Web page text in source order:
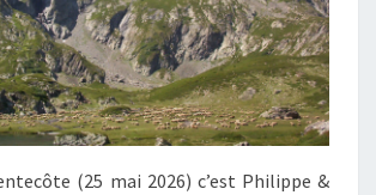
(25 mai 2026) c’est Philippe &